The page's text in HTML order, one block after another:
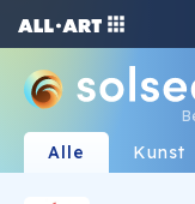
Alle Kunst